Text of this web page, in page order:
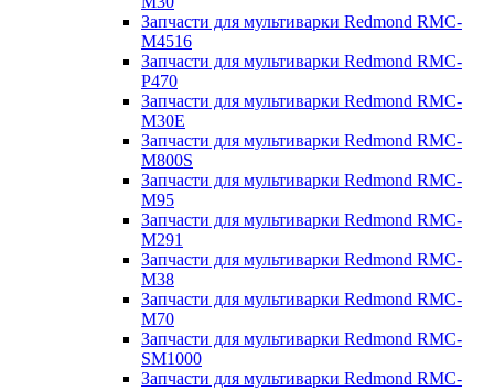
Запчасти для мультиварки Redmond RMC-
M4516
Запчасти для мультиварки Redmond RMC-
P470
Запчасти для мультиварки Redmond RMC-
M30E
Запчасти для мультиварки Redmond RMC-
M800S
Запчасти для мультиварки Redmond RMC-
M95
Запчасти для мультиварки Redmond RMC-
M291
Запчасти для мультиварки Redmond RMC-
M38
Запчасти для мультиварки Redmond RMC-
M70
Запчасти для мультиварки Redmond RMC-
SM1000
Запчасти для мультиварки Redmond RMC-